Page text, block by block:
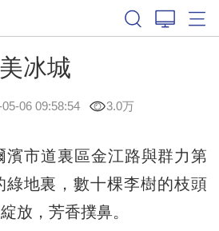
冰城
05-06 09:58:54 3.0万
濱市道裏區金江路與群力第
綠地裏，數十棵李樹的枝頭
放，芳香撲鼻。